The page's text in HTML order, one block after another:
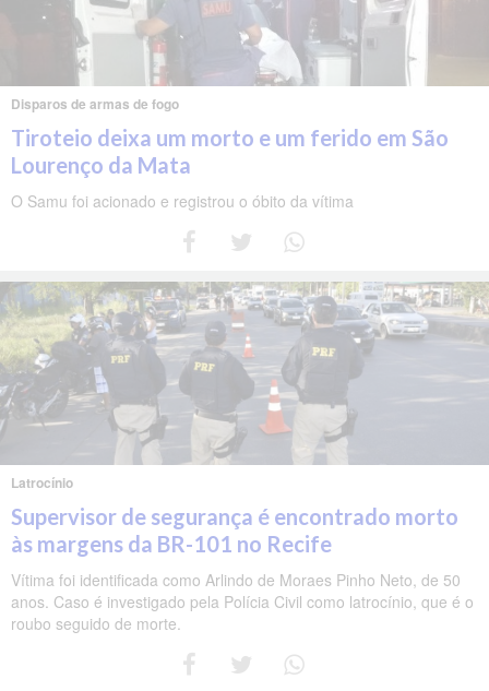
Disparos de armas de fogo
Tiroteio deixa um morto e um ferido em São
Lourenço da Mata
O Samu foi acionado e registrou o óbito da vítima
Latrocínio
Supervisor de segurança é encontrado morto
às margens da BR-101 no Recife
Vítima foi identificada como Arlindo de Moraes Pinho Neto, de 50
anos. Caso é investigado pela Polícia Civil como latrocínio, que é o
roubo seguido de morte.